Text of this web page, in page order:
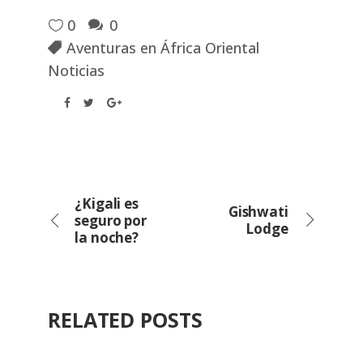
0
0
Aventuras en África Oriental
Noticias
¿Kigali es
seguro por
la noche?
Gishwati
Lodge
RELATED POSTS